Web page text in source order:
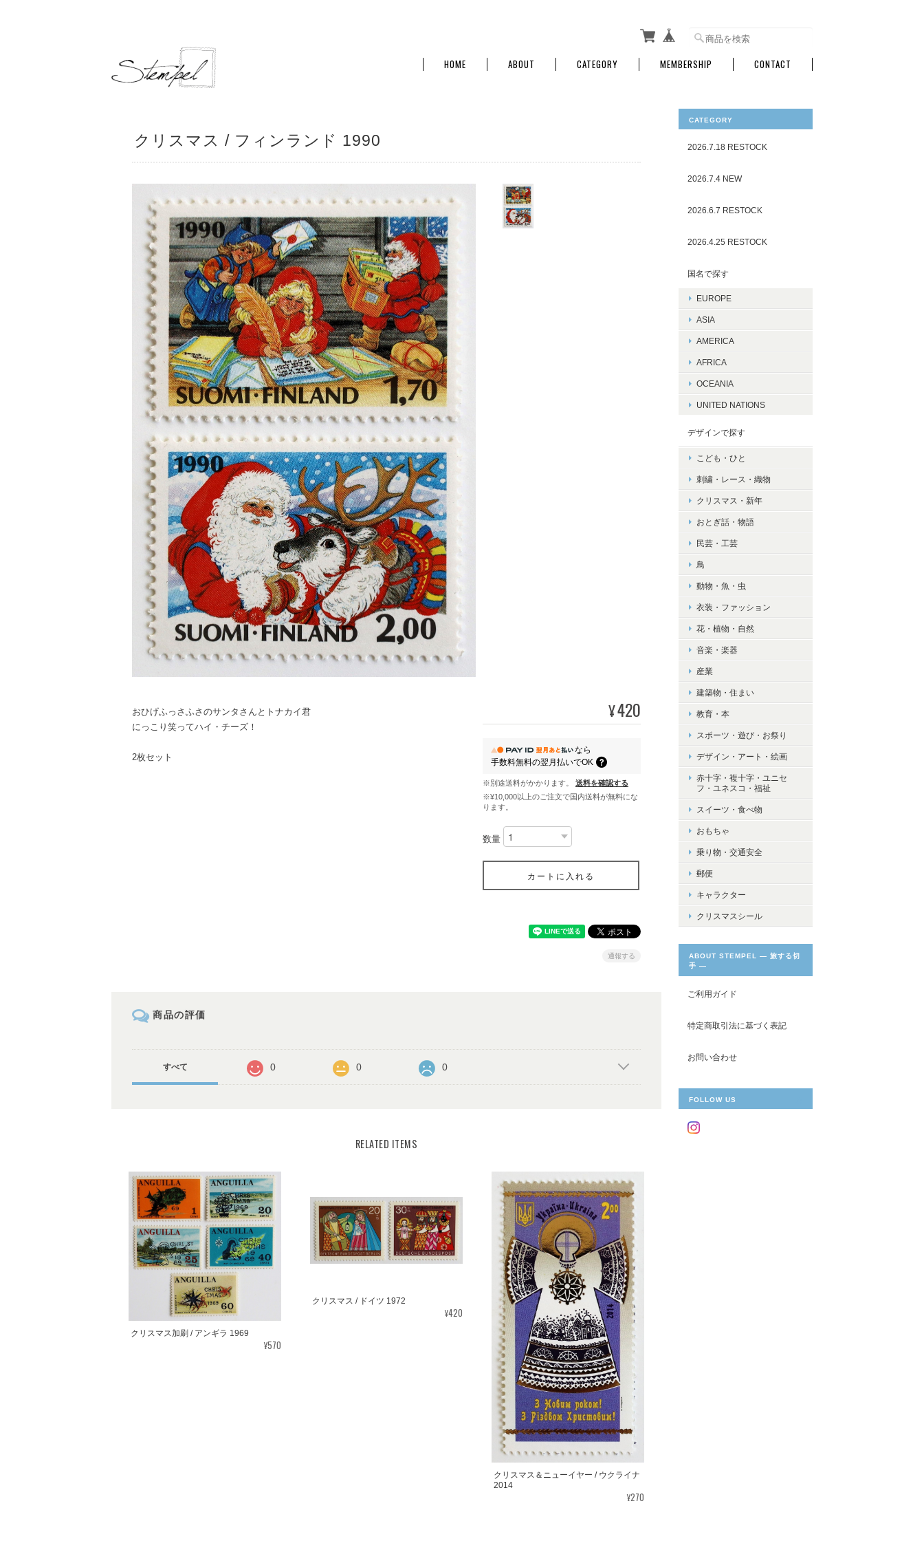
HOME ABOUT CATEGORY MEMBERSHIP CONTACT
クリスマス / フィンランド 1990
おひげふっさふさのサンタさんとトナカイ君
にっこり笑ってハイ・チーズ！
2枚セット
¥420
なら
手数料無料の翌月払いでOK
※別途送料がかかります。
送料を確認する
※¥10,000以上のご注文で国内送料が無料にな
ります。
数量
カートに入れる
通報する
商品の評価
すべて 0 0 0
RELATED ITEMS
クリスマス加刷 / アンギラ 1969
¥570
クリスマス / ドイツ 1972
¥420
クリスマス＆ニューイヤー / ウクライナ
2014
¥270
CATEGORY
2026.7.18 RESTOCK
2026.7.4 NEW
2026.6.7 RESTOCK
2026.4.25 RESTOCK
国名で探す
EUROPE
ASIA
AMERICA
AFRICA
OCEANIA
UNITED NATIONS
デザインで探す
こども・ひと
刺繍・レース・織物
クリスマス・新年
おとぎ話・物語
民芸・工芸
鳥
動物・魚・虫
衣装・ファッション
花・植物・自然
音楽・楽器
産業
建築物・住まい
教育・本
スポーツ・遊び・お祭り
デザイン・アート・絵画
赤十字・複十字・ユニセ
フ・ユネスコ・福祉
スイーツ・食べ物
おもちゃ
乗り物・交通安全
郵便
キャラクター
クリスマスシール
ABOUT STEMPEL ― 旅する切
手 ―
ご利用ガイド
特定商取引法に基づく表記
お問い合わせ
FOLLOW US